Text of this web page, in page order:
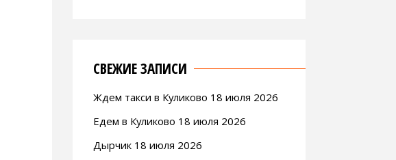
СВЕЖИЕ ЗАПИСИ
Ждем такси в Куликово 18 июля 2026
Едем в Куликово 18 июля 2026
Дырчик 18 июля 2026